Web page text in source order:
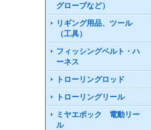
グローブなど）
リギング用品、ツール
（工具）
フィッシングベルト・ハ
ーネス
トローリングロッド
トローリングリール
ミヤエポック 電動リー
ル